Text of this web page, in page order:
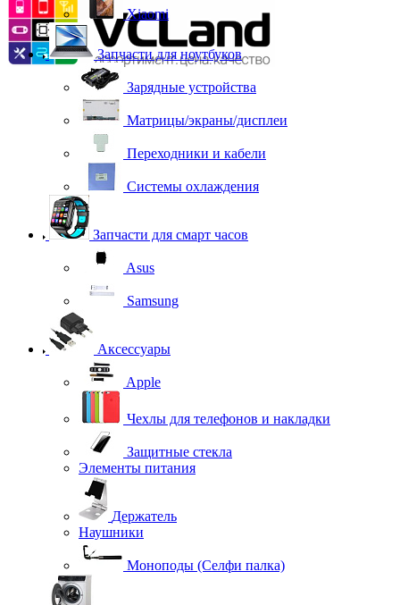
Xiaomi
Запчасти для ноутбуков
Зарядные устройства
Матрицы/экраны/дисплеи
Переходники и кабели
Системы охлаждения
Запчасти для смарт часов
Asus
Samsung
Аксессуары
Apple
Чехлы для телефонов и накладки
Защитные стекла
Элементы питания
Держатель
Наушники
Моноподы (Селфи палка)